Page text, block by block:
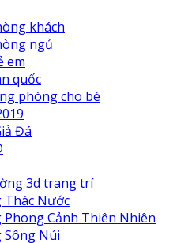
khách
ngủ
em
quốc
phòng cho bé
Đá
3d trang trí
Nước
Cảnh Thiên Nhiên
Núi